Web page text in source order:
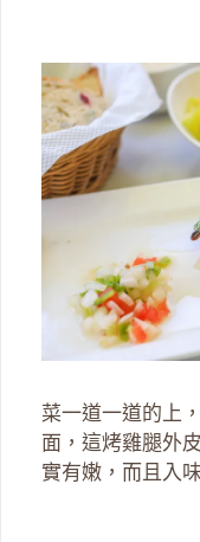
菜一道一道的上
面，這烤雞腿外
實有嫩，而且入